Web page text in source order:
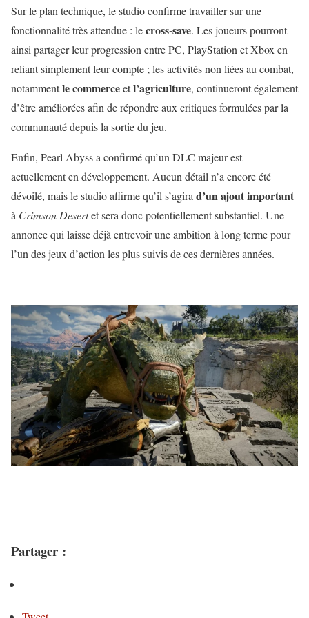
Sur le plan technique, le studio confirme travailler sur une
fonctionnalité très attendue : lecross-save. Les joueurs pourront
ainsi partager leur progression entre PC, PlayStation et Xbox en
reliant simplement leur compte ; les activités non liées au combat,
notammentle commerceetl’agriculture, continueront également
d’être améliorées afin de répondre aux critiques formulées par la
communauté depuis la sortie du jeu.
Enfin, Pearl Abyss a confirmé qu’un DLC majeur est
actuellement en développement. Aucun détail n’a encore été
dévoilé, mais le studio affirme qu’il s’agira d’un ajout important
à Crimson Desertet sera donc potentiellement substantiel. Une
annonce qui laisse déjà entrevoir une ambition à long terme pour
l’un des jeux d’action les plus suivis de ces dernières années.
Partager :